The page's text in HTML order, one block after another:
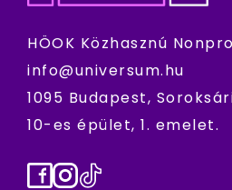
HÖOK Közhasznú
info@universum.hu
1095 Budapest,
10-es épület, 1. emelet.
Facebook
Instagram
TikTok